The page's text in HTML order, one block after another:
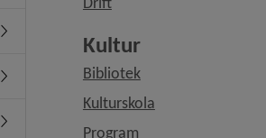
Undermeny för Mark och lokaler
Undermeny för Tillstånd, regler och tillsyn
Undermeny för Upphandling och inköp
Kultur
Bibliotek
Kulturskola
Program